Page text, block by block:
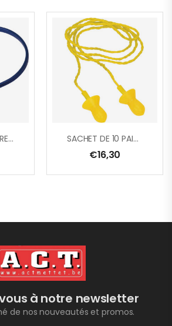
SACHET UNE PAIRE DE BOUCHONS D’OREILLES AVEC ARCEAU SACHET DE 10 PAIRES DE BOUCHONS D’OREILLE REUTILISABLES EN SILICONE
€16,30
à notre newsletter
de nos nouveautés et promos.